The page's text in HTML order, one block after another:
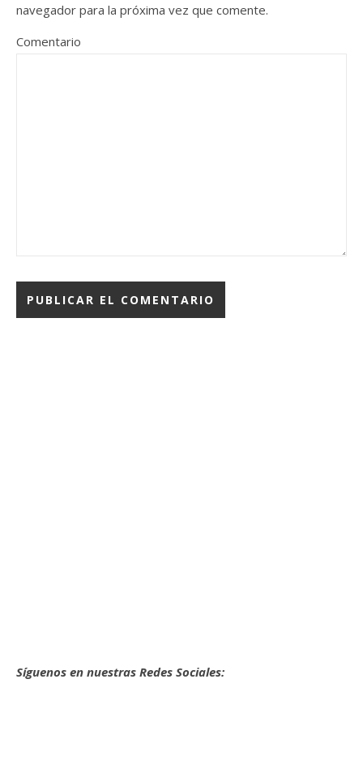
navegador para la próxima vez que comente.
Comentario
Síguenos en nuestras Redes Sociales: